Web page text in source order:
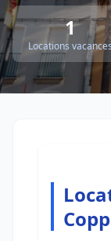
1
Locations